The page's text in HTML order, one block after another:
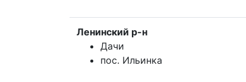
Ленинский р-н
Дачи
пос. Ильинка